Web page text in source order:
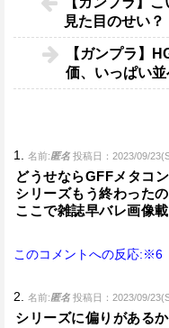
見た目のせい？
【ガンプラ】
価、いっぱい
1. 名前:匿名 投稿日：2023/09/
どうせならGFFメタコ
シリーズもう終わった
ここで雑誌早バレ画像
このコメントへの反応:※6
2. 名前:匿名 投稿日：2023/09/
シリーズに偏りがある